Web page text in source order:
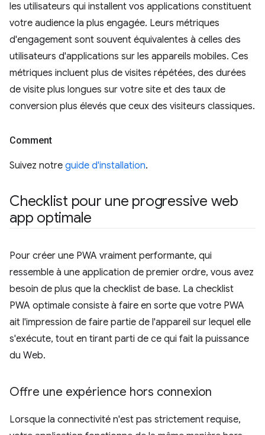
les utilisateurs qui installent vos applications constituent
votre audience la plus engagée. Leurs métriques
d'engagement sont souvent équivalentes à celles des
utilisateurs d'applications sur les appareils mobiles. Ces
métriques incluent plus de visites répétées, des durées
de visite plus longues sur votre site et des taux de
conversion plus élevés que ceux des visiteurs classiques.
Comment
Suivez notre guide d'installation.
Checklist pour une progressive web
app optimale
Pour créer une PWA vraiment performante, qui
ressemble à une application de premier ordre, vous avez
besoin de plus que la checklist de base. La checklist
PWA optimale consiste à faire en sorte que votre PWA
ait l'impression de faire partie de l'appareil sur lequel elle
s'exécute, tout en tirant parti de ce qui fait la puissance
du Web.
Offre une expérience hors connexion
Lorsque la connectivité n'est pas strictement requise,